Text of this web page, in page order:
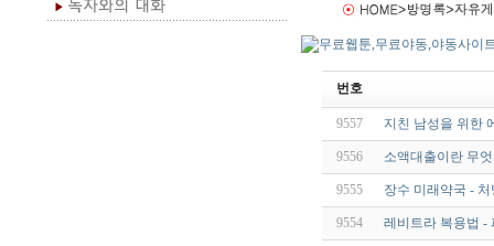
번호
9557 지친 남성을 위한
9556 소액대출이란 무
9555 장수 미래약국 -
9554 레비트라 복용법 -